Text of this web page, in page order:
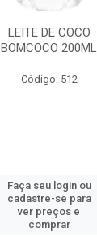
LEITE DE COCO
BOMCOCO 200ML
Código: 512
Faça seu login ou
cadastre-se para
ver preços e
comprar